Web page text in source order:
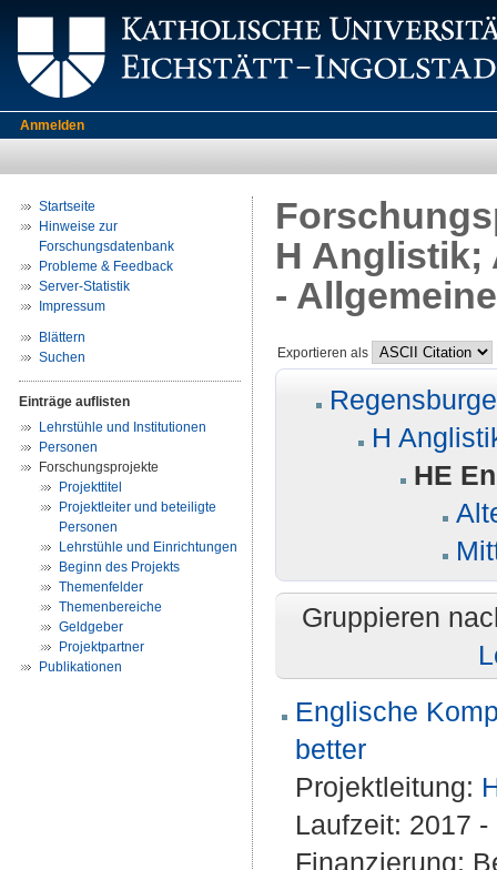
Anmelden
Startseite
Hinweise zur
Forschungsdatenbank
Probleme & Feedback
Server-Statistik
Impressum
Blättern
Suchen
Einträge auflisten
Lehrstühle und Institutionen
Personen
Forschungsprojekte
Projekttitel
Projektleiter und beteiligte
Personen
Lehrstühle und Einrichtungen
Beginn des Projekts
Themenfelder
Themenbereiche
Geldgeber
Projektpartner
Publikationen
H Anglistik;
-
Exportieren als
H
HE
Gruppieren
Englische
better
Projektleitung:
Laufzeit: 2017
Finanzierung: